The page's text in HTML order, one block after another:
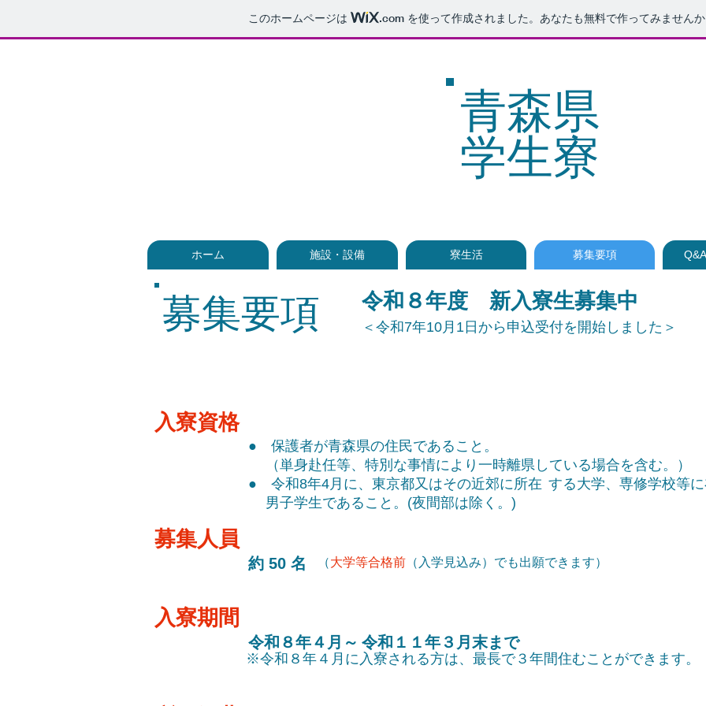
このホームページは .com を使って作成されました。あなたも無料で作ってみません
青森県
学生寮
ホーム 施設・設備 寮生活 募集要項
募集要項 令和８年度 新入寮生募集中
＜令和7年10月1日から申込受付を開始しました＞
入寮資格
● 保護者が青森県の住民であること。
（単身赴任等、特別な事情により一時離県している場合を含む。）
● 令和8年4月に、東京都又はその近郊に所在 する大学、専修学校等
男子学生であること。 (夜間部は除く。)
​募集人員
約 50 名 （大学等合格前 （入学見込み）でも出願できます）
入寮期間
令和８年４月～
※令和８年４月に入寮される方は、最長で３年間住むことができます。
令和１１年３月末まで